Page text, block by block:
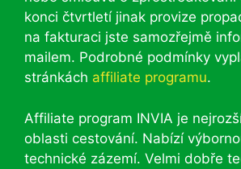
konci čtvrtletí jinak provize
na fakturaci jste samozřejmě
mailem. Podrobné podmínky
stránkách affiliate programu.
Affiliate program INVIA je
oblasti cestování. Nabízí
technické zázemí. Velmi dobře